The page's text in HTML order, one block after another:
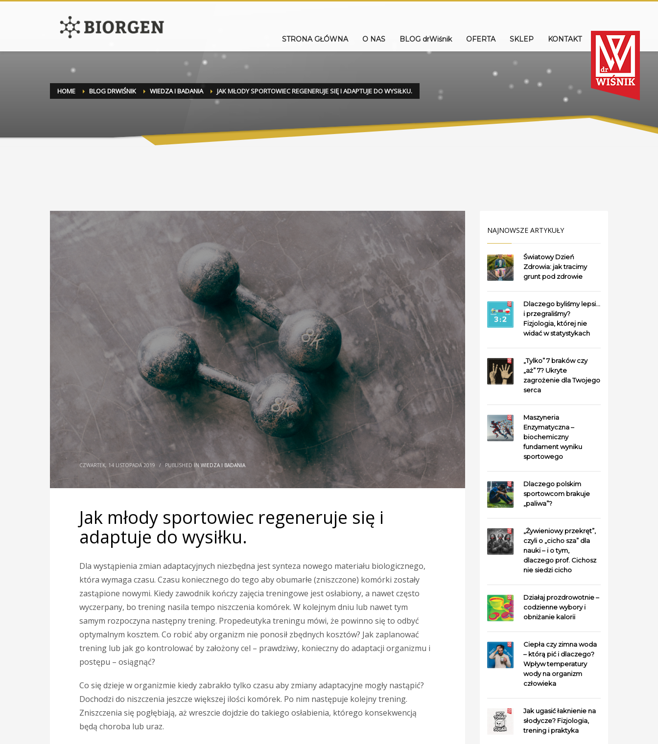
STRONA GŁÓWNA O NAS BLOG drWiśnik OFERTA SKLEP KONTAKT
HOME BLOG DRWIŚNIK WIEDZA I BADANIA JAK MŁODY SPORTOWIEC REGENERUJE SIĘ I ADAPTUJE DO WYSIŁKU.
CZWARTEK, 14 LISTOPADA 2019 / PUBLISHED IN WIEDZA I BADANIA
Jak młody sportowiec regeneruje się i
adaptuje do wysiłku.
Dla wystąpienia zmian adaptacyjnych niezbędna jest synteza nowego materiału biologicznego,
która wymaga czasu. Czasu koniecznego do tego aby obumarłe (zniszczone) komórki zostały
zastąpione nowymi. Kiedy zawodnik kończy zajęcia treningowe jest osłabiony, a nawet często
wyczerpany, bo trening nasila tempo niszczenia komórek. W kolejnym dniu lub nawet tym
samym rozpoczyna następny trening. Propedeutyka treningu mówi, że powinno się to odbyć
optymalnym kosztem. Co robić aby organizm nie ponosił zbędnych kosztów? Jak zaplanować
trening lub jak go kontrolować by założony cel – prawdziwy, konieczny do adaptacji organizmu i
postępu – osiągnąć?
Co się dzieje w organizmie kiedy zabrakło tylko czasu aby zmiany adaptacyjne mogły nastąpić?
Dochodzi do niszczenia jeszcze większej ilości komórek. Po nim następuje kolejny trening.
Zniszczenia się pogłębiają, aż wreszcie dojdzie do takiego osłabienia, którego konsekwencją
będą choroba lub uraz.
NAJNOWSZE ARTYKUŁY
Światowy Dzień
Zdrowia: jak tracimy
grunt pod zdrowie
Dlaczego byliśmy lepsi…
i przegraliśmy?
Fizjologia, której nie
widać w statystykach
„Tylko” 7 braków czy
„aż” 7? Ukryte
zagrożenie dla Twojego
serca
Maszyneria
Enzymatyczna –
biochemiczny
fundament wyniku
sportowego
Dlaczego polskim
sportowcom brakuje
„paliwa”?
„Żywieniowy przekręt”,
czyli o „cicho sza” dla
nauki – i o tym,
dlaczego prof. Cichosz
nie siedzi cicho
Działaj prozdrowotnie –
codzienne wybory i
obniżanie kalorii
Ciepła czy zimna woda
– którą pić i dlaczego?
Wpływ temperatury
wody na organizm
człowieka
Jak ugasić łaknienie na
słodycze? Fizjologia,
trening i praktyka